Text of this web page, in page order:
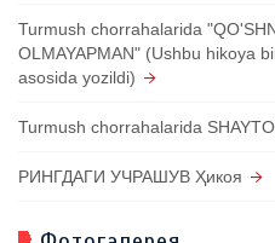
Turmush chorrahalarida
OLMAYAPMAN" (Ushbu hikoya
asosida yozildi)
Turmush chorrahalarida
РИНГДАГИ УЧРАШУВ Ҳикоя